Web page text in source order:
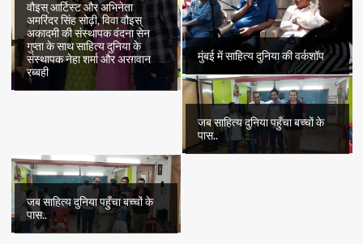
वौइस् आर्टिस्ट और अभिनेता
अमरिंदर सिंह सोढ़ी, विवा वौइस्
अकादमी की संस्थापक वंदना सेन
गुप्ता के साथ साहित्य दुनिया के
संस्थापक नेहा शर्मा और अरग़वान
रब्बही
मुंबई में साहित्य दुनिया की वर्कशॉप
जब साहित्य दुनिया पहुँचा बच्चों के
पास..
जब साहित्य दुनिया पहुँचा बच्चों के
पास..